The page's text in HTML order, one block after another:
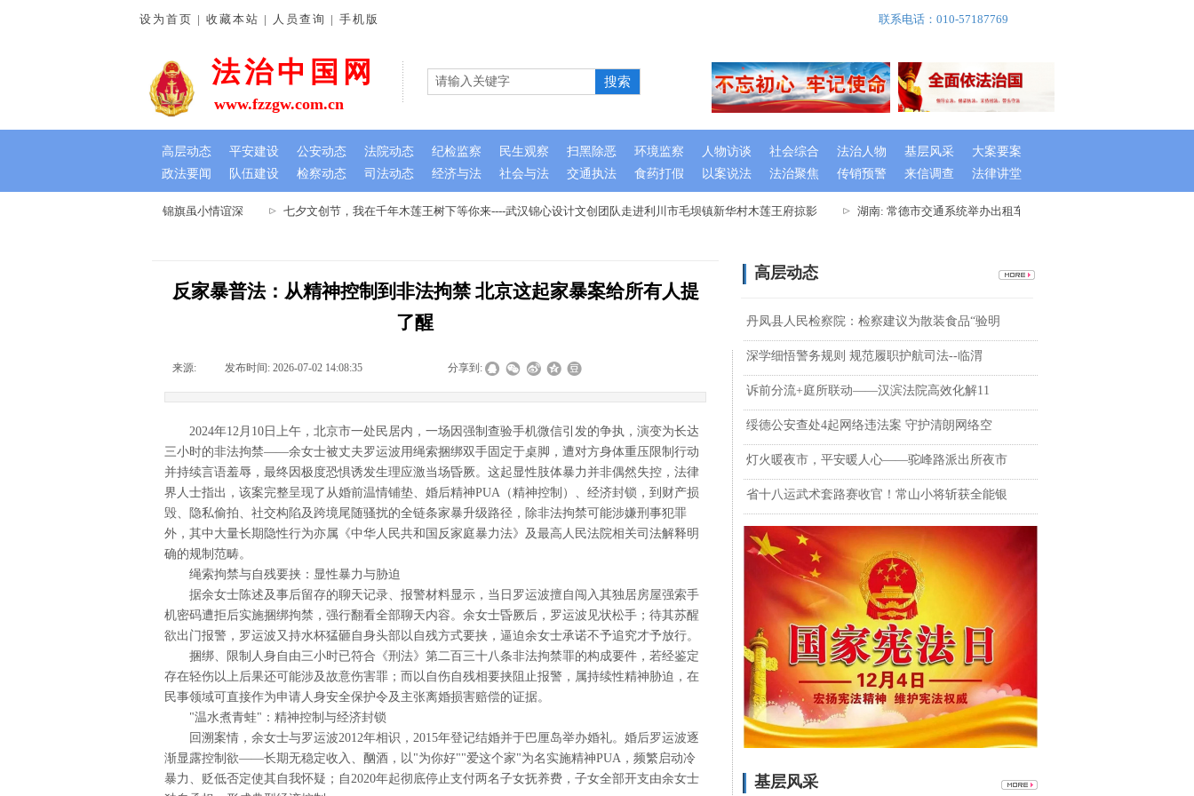
通许法院：排忧解难暖民心 锦旗虽小情谊深 七夕文创节，我在千年木莲王树下等你来----武汉锦心设计文创团队走进利川市毛坝镇新华村木莲王府掠影 湖南: 常德市交通系统举办出租车驾驶员创文专题培训班
法治中国网
政法要闻 队伍建设 检察动态 司法动态 经济与法 社会与法 交通执法 食药打假 以案说法 法治聚焦 传销预警 来信调查 法律讲堂
设为首页 | 收藏本站 | 人员查询 | 手机版 联系电话：010-57187769
搜索
www.fzzgw.com.cn
高层动态 平安建设 公安动态 法院动态 纪检监察 民生观察 扫黑除恶 环境监察 人物访谈 社会综合 法治人物 基层风采 大案要案
高层动态
反家暴普法：从精神控制到非法拘禁 北京这起家暴案给所有人提
了醒
来源: 发布时间: 2026-07-02 14:08:35 分享到:
2024年12月10日上午，北京市一处民居内，一场因强制查验手机微信引发的争执，演变为长达
三小时的非法拘禁——余女士被丈夫罗运波用绳索捆绑双手固定于桌脚，遭对方身体重压限制行动
并持续言语羞辱，最终因极度恐惧诱发生理应激当场昏厥。这起显性肢体暴力并非偶然失控，法律
界人士指出，该案完整呈现了从婚前温情铺垫、婚后精神PUA（精神控制）、经济封锁，到财产损
毁、隐私偷拍、社交构陷及跨境尾随骚扰的全链条家暴升级路径，除非法拘禁可能涉嫌刑事犯罪
外，其中大量长期隐性行为亦属‌《中华人民共和国反家庭暴力法》及最高人民法院相关司法解释明
确的规制范畴。
绳索拘禁与自残要挟：显性暴力与胁迫
据余女士陈述及事后留存的聊天记录、报警材料显示，当日罗运波擅自闯入其独居房屋强索手
机密码遭拒后实施捆绑拘禁，强行翻看全部聊天内容。余女士昏厥后，罗运波见状松手；待其苏醒
欲出门报警，罗运波又持水杯猛砸自身头部以自残方式要挟，逼迫余女士承诺不予追究才予放行。
捆绑、限制人身自由三小时已符合‌《刑法》第二百三十八条非法拘禁罪的构成要件，若经鉴定
存在轻伤以上后果还可能涉及故意伤害罪；而以自伤自残相要挟阻止报警，属持续性精神胁迫，在
民事领域可直接作为申请人身安全保护令及主张离婚损害赔偿的证据。
"温水煮青蛙"：精神控制与经济封锁
回溯案情，余女士与罗运波2012年相识，2015年登记结婚并于巴厘岛举办婚礼。婚后罗运波逐
渐显露控制欲——长期无稳定收入、酗酒，以"为你好""爱这个家"为名实施精神PUA，频繁启动冷
暴力、贬低否定使其自我怀疑；自2020年起彻底停止支付两名子女抚养费，子女全部开支由余女士
丹凤县人民检察院：检察建议为散装食品“验明
深学细悟警务规则 规范履职护航司法--临渭
诉前分流+庭所联动——汉滨法院高效化解11
绥德公安查处4起网络违法案 守护清朗网络空
灯火暖夜市，平安暖人心——驼峰路派出所夜市
省十八运武术套路赛收官！常山小将斩获全能银
基层风采